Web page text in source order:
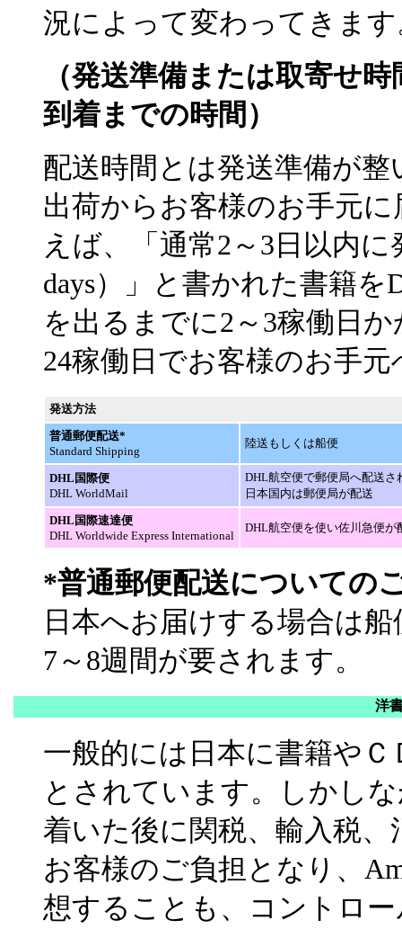
況によって変わってきま
（発送準備または取寄せ
到着までの時間）
配送時間とは発送準備が整
出荷からお客様のお手元
えば、「通常2～3日以内に
days）」と書かれた書籍
を出るまでに2～3稼働日
24稼働日でお客様のお手
発送方法
普通郵便配送*
Standard Shipping
陸送もしくは船便
DHL国際便
DHL WorldMail
DHL航空便で郵便局へ配送さ
日本国内は郵便局が配送
DHL国際速達便
DHL Worldwide Express International
DHL航空便を使い佐川急便が
*普通郵便配送についての
日本へお届けする場合は
7～8週間が要されます。
洋
一般的には日本に書籍や
とされています。しかし
着いた後に関税、輸入税
お客様のご負担となり、
想することも、コントロ